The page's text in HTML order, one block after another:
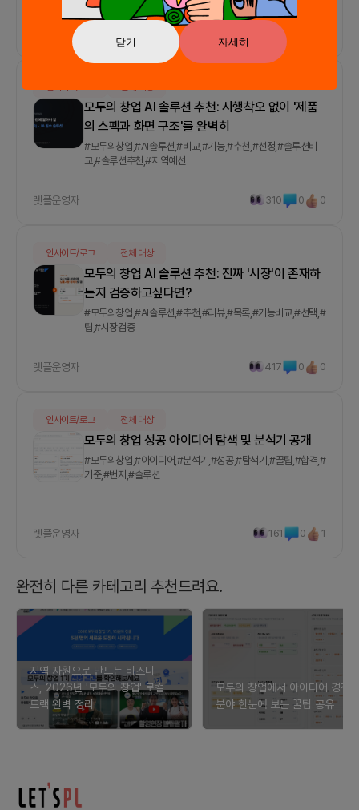
닫기 자세히
렛플운영자 236
모두의 창업 AI 솔루션 추천: 시행착오 없이 '제품
의 스펙과 화면 구조'를 완벽히
#모두의창업,#AI솔루션,#비교,#기능,#추천,#선정,#솔루션비
교,#솔루션추천,#지역예선
렛플운영자 310 0 0
인사이트/로그 전체 대상
모두의 창업 AI 솔루션 추천: 진짜 '시장'이 존재하
는지 검증하고싶다면?
#모두의창업,#AI솔루션,#추천,#리뷰,#목록,#기능비교,#선택,#
팁,#시장검증
렛플운영자 417 0 0
인사이트/로그 전체 대상
모두의 창업 성공 아이디어 탐색 및 분석기 공개
#모두의창업,#아이디어,#분석기,#성공,#탐색기,#꿀팁,#합격,#
기준,#번지,#솔루션
렛플운영자 161 0 1
완전히 다른 카테고리 추천드려요.
지역 자원으로 만드는 비즈니
스, 2026년 '모두의 창업' 로컬
트랙 완벽 정리
모두의 창업에서 아이디어 경쟁
분야 한눈에 보는 꿀팁 공유